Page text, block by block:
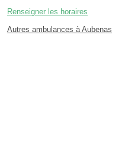
Renseigner les horaires
Autres ambulances à Aubenas